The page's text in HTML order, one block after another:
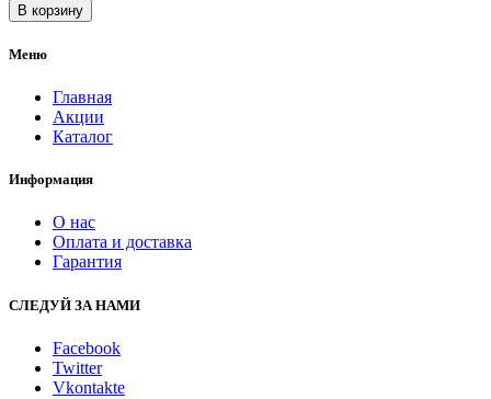
В корзину
Меню
Главная
Акции
Каталог
Информация
О нас
Оплата и доставка
Гарантия
СЛЕДУЙ ЗА НАМИ
Facebook
Twitter
Vkontakte